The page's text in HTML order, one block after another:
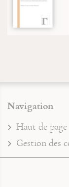
Navigation
Haut de page
Gestion des